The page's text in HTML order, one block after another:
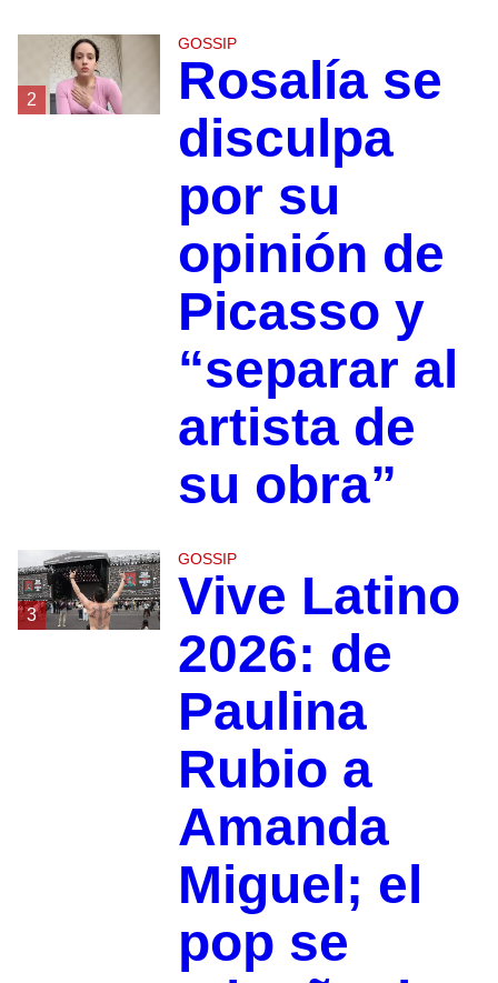
2
GOSSIP
Rosalía se
disculpa
por su
opinión de
Picasso y
“separar al
artista de
su obra”
3
GOSSIP
Vive Latino
2026: de
Paulina
Rubio a
Amanda
Miguel; el
pop se